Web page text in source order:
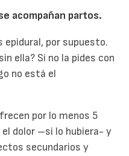
acompañan partos.
epidural, por supuesto.
ella? Si no la pides con
no está el
por lo menos 5
dolor –si lo hubiera- y
secundarios y